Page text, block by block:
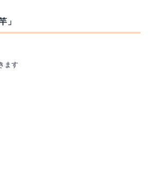
」
ます